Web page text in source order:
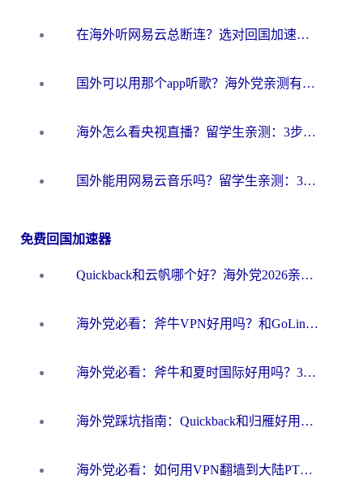
在海外听网易云总断连？选对回国加速器，告别地区限制和卡顿
国外可以用那个app听歌？海外党亲测有效的回国加速方案，轻松听国内音乐听书
海外怎么看央视直播？留学生亲测：3步解决版权限制+追剧自由
国外能用网易云音乐吗？留学生亲测：3步解决海外听歌难题
免费回国加速器
Quickback和云帆哪个好？海外党2026亲测指南：选对加速器大陆工具，无缝刷国内剧玩国服
海外党必看：斧牛VPN好用吗？和GoLinkVPN对比哪个回国效果更好？
海外党必看：斧牛和夏时国际好用吗？3步选对回国加速器，无缝刷国内资源
海外党踩坑指南：Quickback和归雁好用吗？选对加速器才能无缝刷国内资源
海外党必看：如何用VPN翻墙到大陆PTT？一篇解决你所有回国加速痛点